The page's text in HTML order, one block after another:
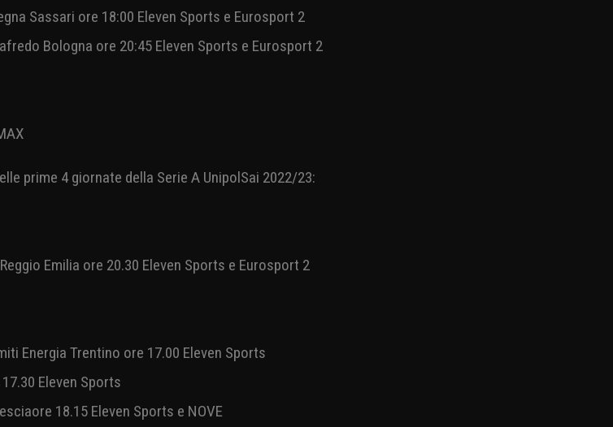
NOVE ED EUROSPORT
2022
Sassari ore 18:00 Eleven Sports e Eurosport 2
Bologna ore 20:45 Eleven Sports e Eurosport 2
prime 4 giornate della Serie A UnipolSai 2022/23:
Emilia ore 20.30 Eleven Sports e Eurosport 2